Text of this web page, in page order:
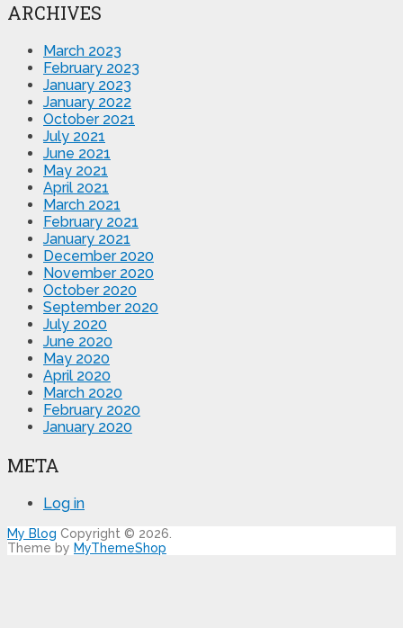
ARCHIVES
March 2023
February 2023
January 2023
January 2022
October 2021
July 2021
June 2021
May 2021
April 2021
March 2021
February 2021
January 2021
December 2020
November 2020
October 2020
September 2020
July 2020
June 2020
May 2020
April 2020
March 2020
February 2020
January 2020
META
Log in
My Blog Copyright © 2026.
Theme by MyThemeShop